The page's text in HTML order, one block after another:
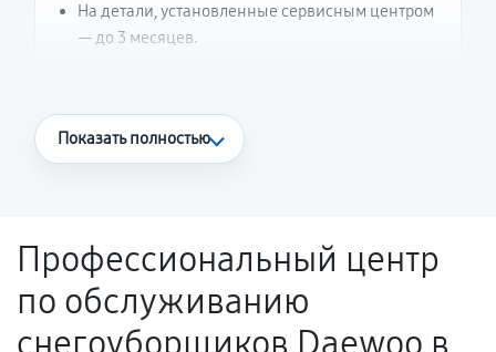
На детали, установленные сервисным центром
— до 3 месяцев.
Что считается гарантийным случаем
Поломка установленной детали при
нормальной эксплуатации в течение
гарантийного срока.
Показать полностью
Профессиональный центр
по обслуживанию